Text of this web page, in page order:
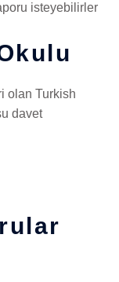
isteyebilirler
olan Turkish
davet